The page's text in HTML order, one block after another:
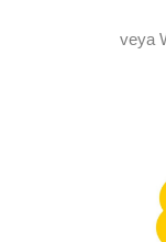
veya